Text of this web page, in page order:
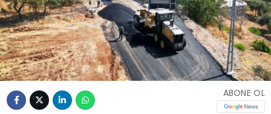
ABONE OL